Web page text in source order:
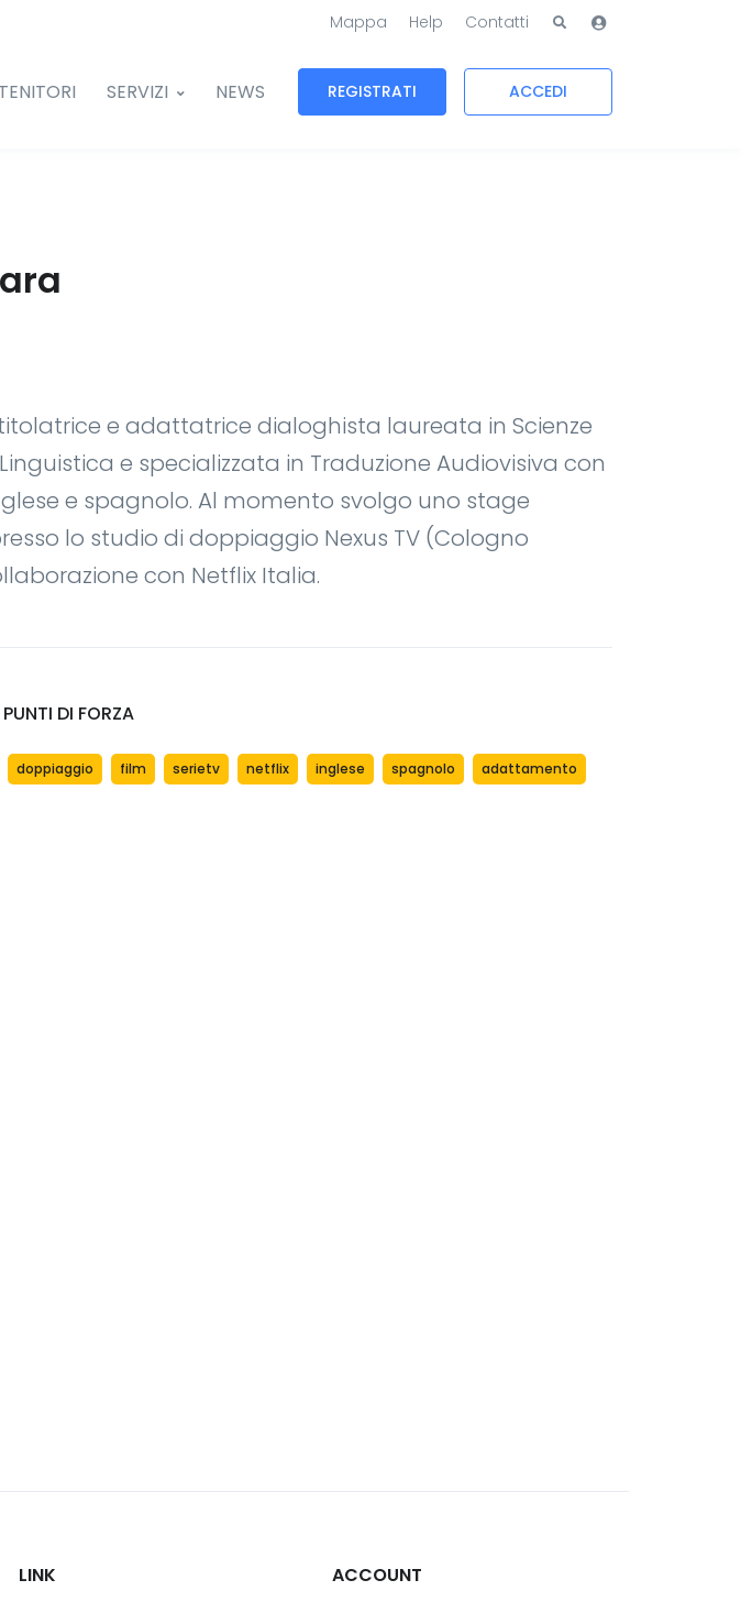
Mappa Help Contatti
SERVIZI NEWS REGISTRATI ACCEDI
e adattatrice dialoghista laureata in Scienze
e specializzata in Traduzione Audiovisiva con
e spagnolo. Al momento svolgo uno stage
lo studio di doppiaggio Nexus TV (Cologno
con Netflix Italia.
PUNTI DI FORZA
doppiaggio film serietv netflix inglese spagnolo adattamento
LINK ACCOUNT